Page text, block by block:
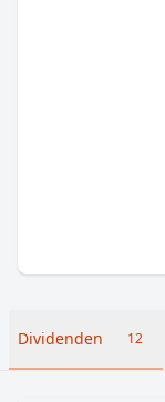
Dividenden 12